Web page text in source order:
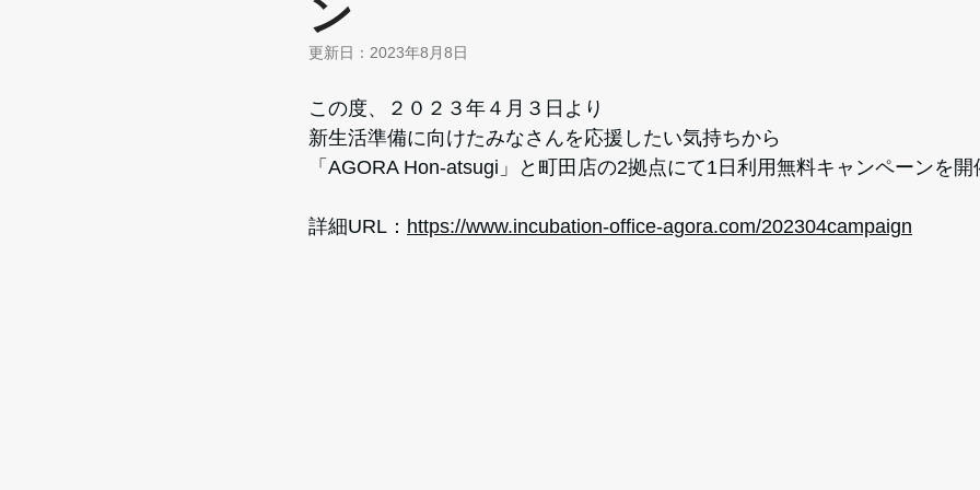
ン
更新日： 2023年8月8日
この度、２０２３年４月３日より
新生活準備に向けたみなさんを応援したい気持ちから
「AGORA Hon-atsugi」と町田店の2拠点にて1日利用無料キャンペーンを開
詳細URL： https://www.incubation-office-agora.com/202304campaign